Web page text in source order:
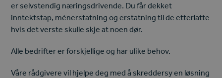
er selvstendig næringsdrivende. Du får dekket
inntektstap, ménerstatning og erstatning til de etterlatte
hvis det verste skulle skje at noen dør.
Alle bedrifter er forskjellige og har ulike behov.
Våre rådgivere vil hjelpe deg med å skreddersy en løsning